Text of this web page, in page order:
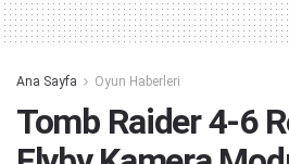
Ana Sayfa Oyun Haberleri
Tomb Raider 4-6